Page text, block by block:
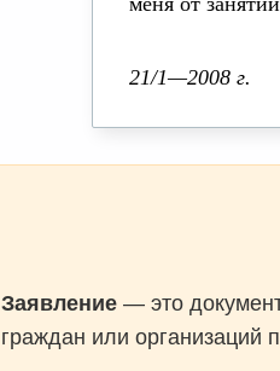
21/1—2008 г.
Заявление — это
граждан или организаций